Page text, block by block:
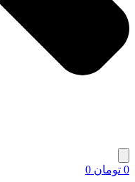
0 تومان 0